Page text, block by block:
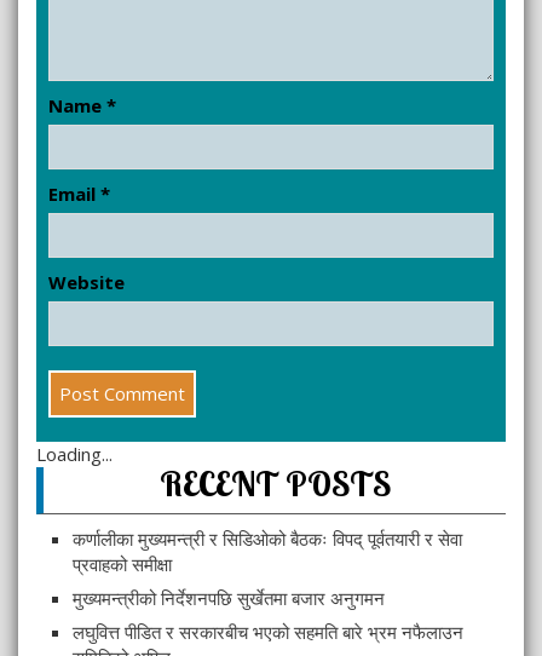
Name *
Email *
Website
Loading...
RECENT POSTS
कर्णालीका मुख्यमन्त्री र सिडिओको बैठकः विपद् पूर्वतयारी र सेवा
प्रवाहको समीक्षा
मुख्यमन्त्रीको निर्देशनपछि सुर्खेतमा बजार अनुगमन
लघुवित्त पीडित र सरकारबीच भएको सहमति बारे भ्रम नफैलाउन